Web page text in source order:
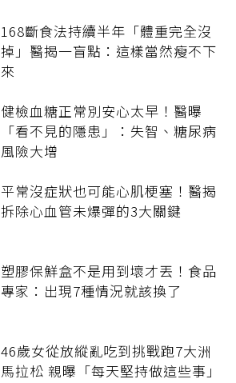
168斷食法持續半年「體重完全沒
掉」醫揭一盲點：這樣當然瘦不下
來
健檢血糖正常別安心太早！醫曝
「看不見的隱患」：失智、糖尿病
風險大增
平常沒症狀也可能心肌梗塞！醫揭
拆除心血管未爆彈的3大關鍵
塑膠保鮮盒不是用到壞才丟！食品
專家：出現7種情況就該換了
46歲女從放縱亂吃到挑戰跑7大洲
馬拉松 親曝「每天堅持做這些事」